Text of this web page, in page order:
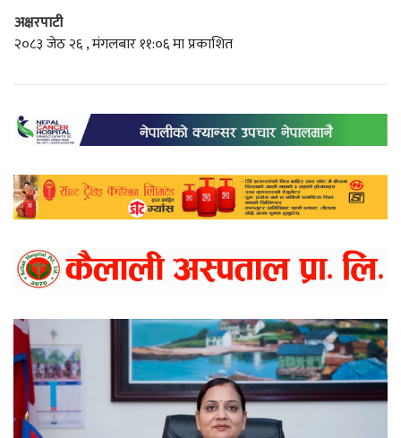
अक्षरपाटी
२०८३ जेठ २६ , मंगलबार ११:०६ मा प्रकाशित